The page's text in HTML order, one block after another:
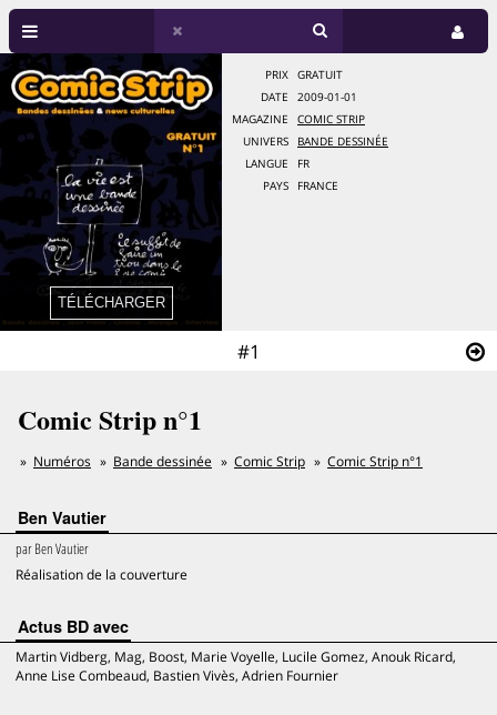
#1
PRIX
GRATUIT
DATE
2009-01-01
MAGAZINE
COMIC STRIP
UNIVERS
BANDE DESSINÉE
LANGUE
FR
PAYS
FRANCE
Comic Strip n°1
Numéros Bande dessinée Comic Strip Comic Strip n°1
Ben Vautier
parBen Vautier
Réalisation de la couverture
Actus BD avec
Martin Vidberg, Mag, Boost, Marie Voyelle, Lucile Gomez, Anouk Ricard,
Anne Lise Combeaud, Bastien Vivès, Adrien Fournier